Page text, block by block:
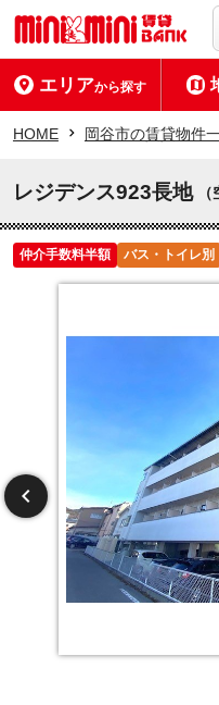
エリアから探す
HOME 岡谷市の賃貸物件
レジデンス923長地
仲介手数料半額 バス・トイレ別